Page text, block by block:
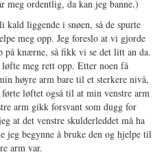
meg ordentlig, da kan jeg banne.)
liggende i snøen, så de spurte
meg opp. Jeg foreslo at vi gjorde
på knærne, så fikk vi se det litt an da.
meg rett opp. Etter noen få
høyre arm bare til et sterkere nivå,
løftet også til at min venstre arm
arm gikk forsvant som dugg for
at det venstre skulderleddet må ha
jeg begynne å bruke den og hjelpe til
arm var.